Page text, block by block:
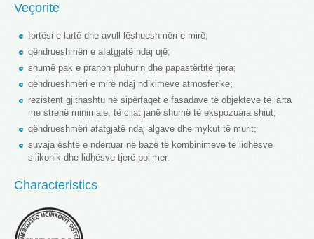
Veçoritë
fortësi e lartë dhe avull-lëshueshmëri e mirë;
qëndrueshmëri e afatgjatë ndaj ujë;
shumë pak e pranon pluhurin dhe papastërtitë tjera;
qëndrueshmëri e mirë ndaj ndikimeve atmosferike;
rezistent gjithashtu në sipërfaqet e fasadave të objekteve të larta
me strehë minimale, të cilat janë shumë të ekspozuara shiut;
qëndrueshmëri afatgjatë ndaj algave dhe mykut të murit;
suvaja është e ndërtuar në bazë të kombinimeve të lidhësve
silikonik dhe lidhësve tjerë polimer.
Characteristics